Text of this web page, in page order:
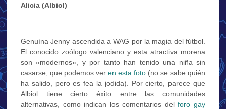
Alicia (Albiol)
Genuína Jenny ascendida a WAG por la magia del fútbol.
El conocido zoólogo valenciano y esta atractiva morena
son «modernos», y por tanto han tenido una niña sin
casarse, que podemos ver en esta foto (no se sabe quién
ha salido, pero es fea la jodida). Por cierto, parece que
Albiol tiene cierto éxito entre las comunidades
alternativas, como indican los comentarios delforo gay